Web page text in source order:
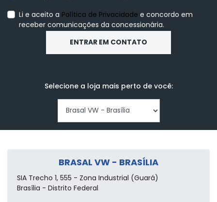
Li e aceito a Política de Privacidade e concordo em
receber comunicações da concessionária.
ENTRAR EM CONTATO
Selecione a loja mais perto de você:
BRASAL VW - BRASÍLIA
SIA Trecho 1, 555 - Zona Industrial (Guará)
Brasília - Distrito Federal